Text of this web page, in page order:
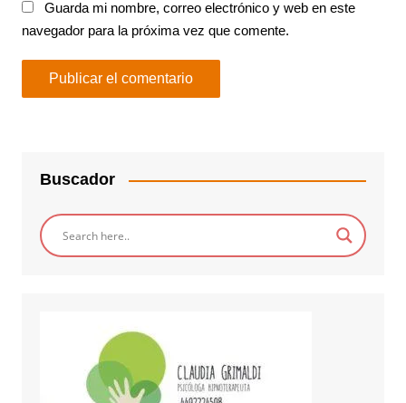
Guarda mi nombre, correo electrónico y web en este
navegador para la próxima vez que comente.
Buscador